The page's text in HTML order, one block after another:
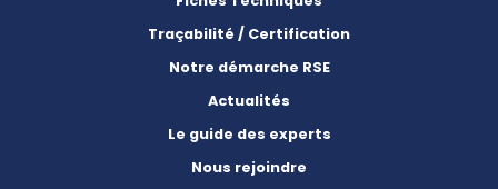
Traçabilité / Certification
Notre démarche RSE
Actualités
Le guide des experts
Nous rejoindre